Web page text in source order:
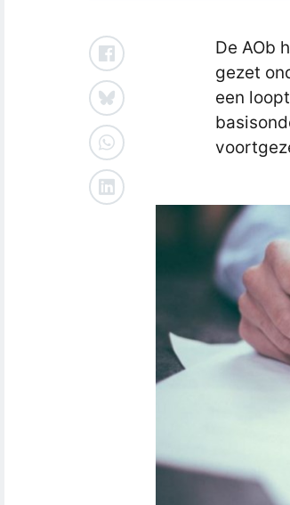
De AOb
gezet
een